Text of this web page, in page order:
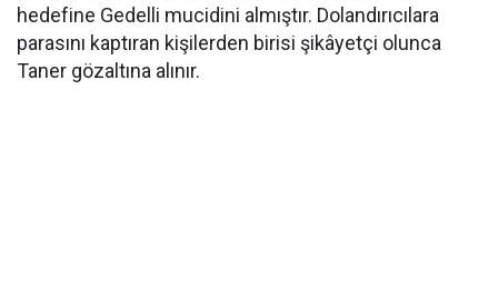
hedefine Gedelli mucidini almıştır. Dolandırıcılara
parasını kaptıran kişilerden birisi şikâyetçi olunca
Taner gözaltına alınır.